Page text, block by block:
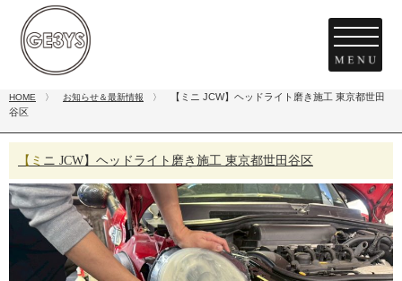
HOME 〉 お知らせ＆最新情報 〉
【ミニ JCW】ヘッドライト磨き施工 東京都世田
谷区
【ミニ JCW】ヘッドライト磨き施工 東京都世田谷区